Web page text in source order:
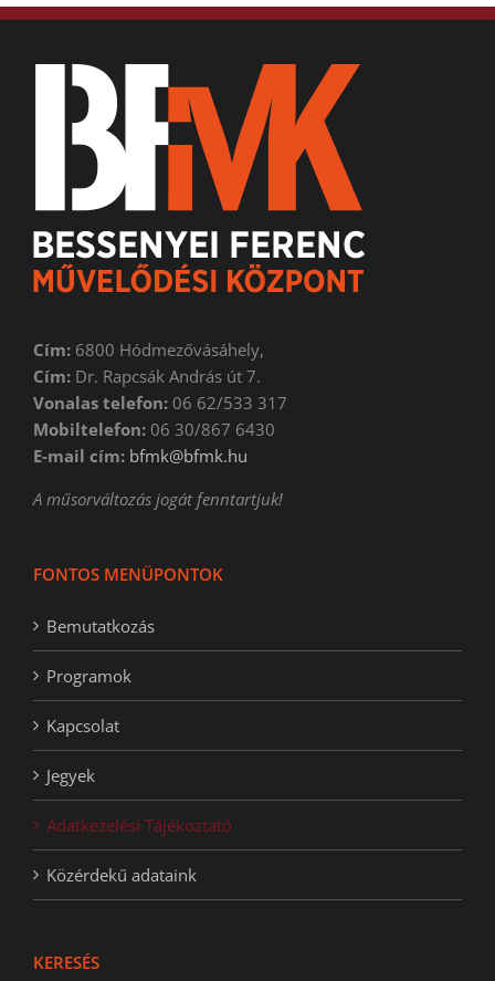
Cím: 6800 Hódmezővásáhely,
Cím: Dr. Rapcsák András út 7.
Vonalas telefon: 06 62/533 317
Mobiltelefon: 06 30/867 6430
E-mail cím: bfmk@bfmk.hu
A műsorváltozás jogát fenntartjuk!
FONTOS MENÜPONTOK
Bemutatkozás
Programok
Kapcsolat
Jegyek
Adatkezelési Tájékoztató
Közérdekű adataink
KERESÉS